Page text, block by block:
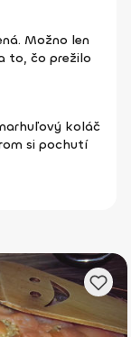
Možno len
to, čo prežilo
koláč
si pochutí